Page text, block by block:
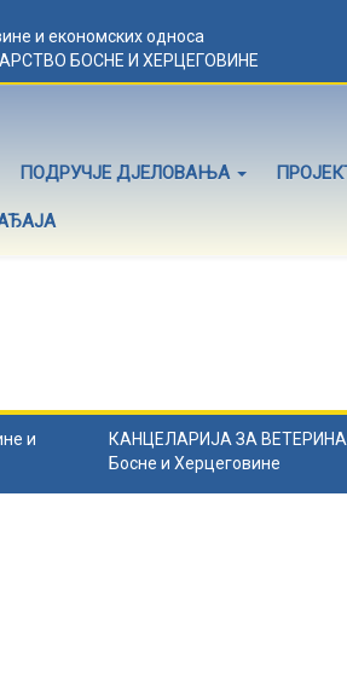
и економских односа
БОСНЕ И ХЕРЦЕГОВИНЕ
ПОДРУЧЈЕ ДЈЕЛОВАЊА
и
КАНЦЕЛАРИЈА ЗА
Босне и Херцеговине